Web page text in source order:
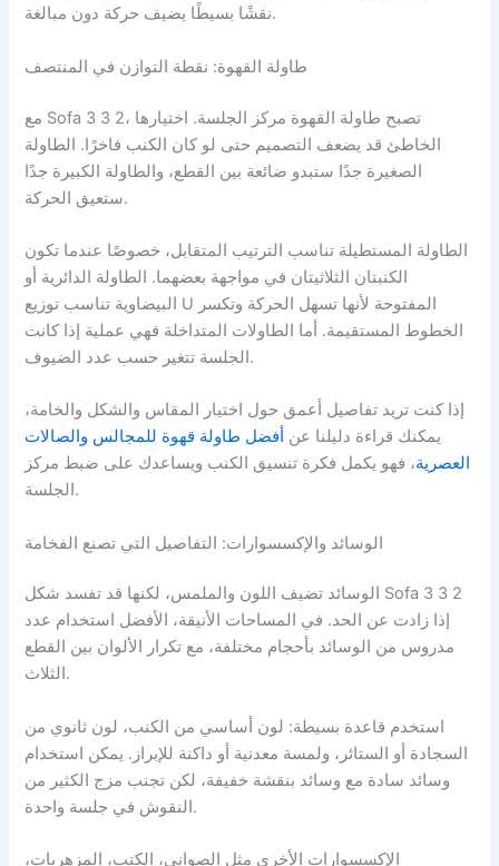
نقشًا بسيطًا يضيف حركة دون مبالغة.
طاولة القهوة: نقطة التوازن في المنتصف
مع Sofa 3 3 2، تصبح طاولة القهوة مركز الجلسة. اختيارها
الخاطئ قد يضعف التصميم حتى لو كان الكنب فاخرًا. الطاولة
الصغيرة جدًا ستبدو ضائعة بين القطع، والطاولة الكبيرة جدًا
ستعيق الحركة.
الطاولة المستطيلة تناسب الترتيب المتقابل، خصوصًا عندما تكون
الكنبتان الثلاثيتان في مواجهة بعضهما. الطاولة الدائرية أو
البيضاوية تناسب توزيع U المفتوحة لأنها تسهل الحركة وتكسر
الخطوط المستقيمة. أما الطاولات المتداخلة فهي عملية إذا كانت
الجلسة تتغير حسب عدد الضيوف.
إذا كنت تريد تفاصيل أعمق حول اختيار المقاس والشكل والخامة،
يمكنك قراءة دليلنا عن أفضل طاولة قهوة للمجالس والصالات
العصرية، فهو يكمل فكرة تنسيق الكنب ويساعدك على ضبط مركز
الجلسة.
الوسائد والإكسسوارات: التفاصيل التي تصنع الفخامة
الوسائد تضيف اللون والملمس، لكنها قد تفسد شكل Sofa 3 3 2
إذا زادت عن الحد. في المساحات الأنيقة، الأفضل استخدام عدد
مدروس من الوسائد بأحجام مختلفة، مع تكرار الألوان بين القطع
الثلاث.
استخدم قاعدة بسيطة: لون أساسي من الكنب، لون ثانوي من
السجادة أو الستائر، ولمسة معدنية أو داكنة للإبراز. يمكن استخدام
وسائد سادة مع وسائد بنقشة خفيفة، لكن تجنب مزج الكثير من
النقوش في جلسة واحدة.
الإكسسوارات الأخرى مثل الصواني، الكتب، المزهريات،